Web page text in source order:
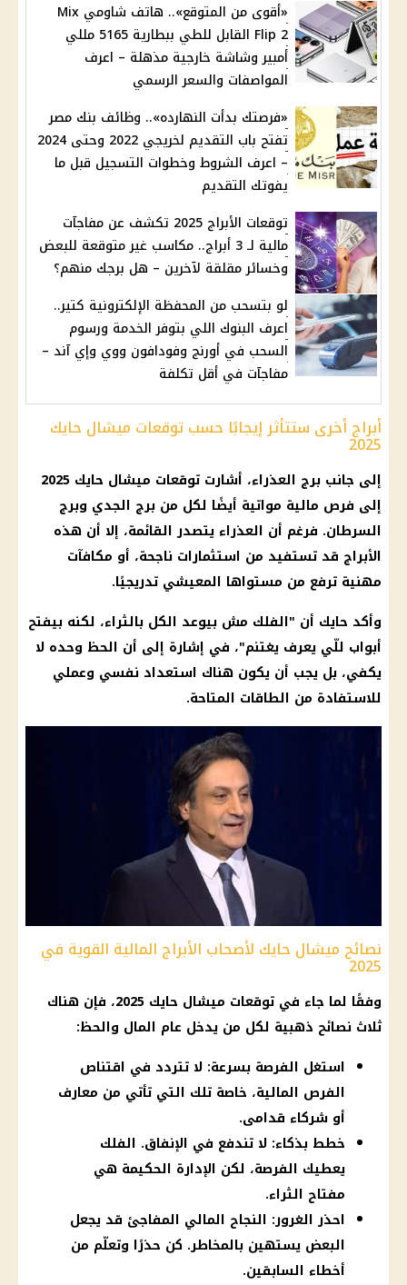
«أقوى من المتوقع».. هاتف شاومي Mix
Flip 2 القابل للطي ببطارية 5165 مللي
أمبير وشاشة خارجية مذهلة – اعرف
المواصفات والسعر الرسمي
«فرصتك بدأت النهارده».. وظائف بنك مصر
تفتح باب التقديم لخريجي 2022 وحتى 2024
– اعرف الشروط وخطوات التسجيل قبل ما
يفوتك التقديم
توقعات الأبراج 2025 تكشف عن مفاجآت
مالية لـ 3 أبراج.. مكاسب غير متوقعة للبعض
وخسائر مقلقة لآخرين – هل برجك منهم؟
لو بتسحب من المحفظة الإلكترونية كتير..
اعرف البنوك اللي بتوفر الخدمة ورسوم
السحب في أورنج وفودافون ووي وإي آند –
مفاجآت في أقل تكلفة
أبراج أخرى ستتأثر إيجابًا حسب توقعات ميشال حايك
2025
إلى جانب برج العذراء، أشارت توقعات ميشال حايك 2025
إلى فرص مالية مواتية أيضًا لكل من برج الجدي وبرج
السرطان. فرغم أن العذراء يتصدر القائمة، إلا أن هذه
الأبراج قد تستفيد من استثمارات ناجحة، أو مكافآت
مهنية ترفع من مستواها المعيشي تدريجيًا.
وأكد حايك أن "الفلك مش بيوعد الكل بالثراء، لكنه بيفتح
أبواب للّي يعرف يغتنم"، في إشارة إلى أن الحظ وحده لا
يكفي، بل يجب أن يكون هناك استعداد نفسي وعملي
للاستفادة من الطاقات المتاحة.
نصائح ميشال حايك لأصحاب الأبراج المالية القوية في
2025
وفقًا لما جاء في توقعات ميشال حايك
2025، فإن هناك
ثلاث نصائح ذهبية لكل من يدخل عام المال والحظ:
استغل الفرصة بسرعة: لا تتردد في اقتناص
الفرص المالية، خاصة تلك التي تأتي من معارف
أو شركاء قدامى.
خطط بذكاء: لا تندفع في الإنفاق. الفلك
يعطيك الفرصة، لكن الإدارة الحكيمة هي
مفتاح الثراء.
احذر الغرور: النجاح المالي المفاجئ قد يجعل
البعض يستهين بالمخاطر. كن حذرًا وتعلّم من
أخطاء السابقين.